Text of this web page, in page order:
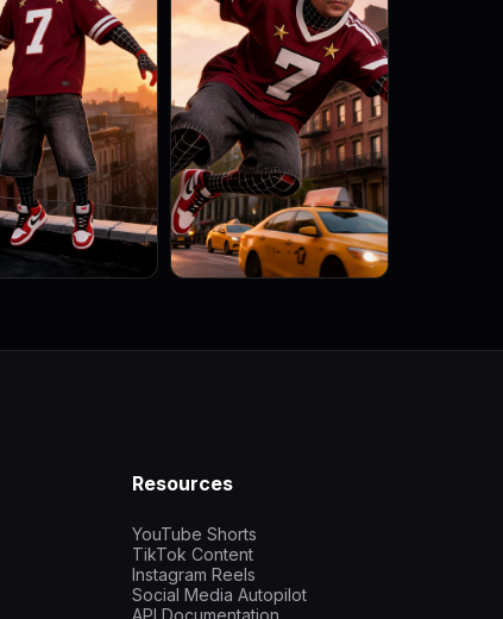
Resources
YouTube Shorts
TikTok Content
Instagram Reels
Social Media Autopilot